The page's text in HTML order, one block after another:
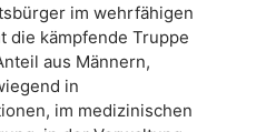
im wehrfähigen
die kämpfende Truppe
aus Männern,
in
im medizinischen